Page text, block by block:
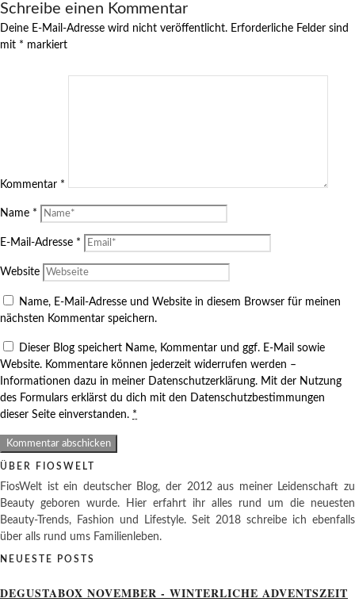
Schreibe einen Kommentar
Deine E-Mail-Adresse wird nicht veröffentlicht. Erforderliche Felder sind
mit * markiert
Kommentar *
Name *
E-Mail-Adresse *
Website
Name, E-Mail-Adresse und Website in diesem Browser für meinen
nächsten Kommentar speichern.
Dieser Blog speichert Name, Kommentar und ggf. E-Mail sowie
Website. Kommentare können jederzeit widerrufen werden –
Informationen dazu in meiner Datenschutzerklärung. Mit der Nutzung
des Formulars erklärst du dich mit den Datenschutzbestimmungen
dieser Seite einverstanden. *
ÜBER FIOSWELT
FiosWelt ist ein deutscher Blog, der 2012 aus meiner Leidenschaft zu
Beauty geboren wurde. Hier erfahrt ihr alles rund um die neuesten
Beauty-Trends, Fashion und Lifestyle. Seit 2018 schreibe ich ebenfalls
über alls rund ums Familienleben.
NEUESTE POSTS
DEGUSTABOX NOVEMBER - WINTERLICHE ADVENTSZEIT